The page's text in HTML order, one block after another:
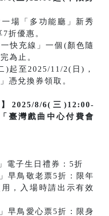
場「多功能廳」新秀
折優惠。
快充線」一個(顏色隨
為止。
)起至2025/11/2(日)，
憑兌換券領取。
2025/8/6(三)12:00-
臺灣戲曲中心付費會
電子生日禮券：5折
早鳥敬老票5折：限年
，入場時請出示有效
早鳥愛心票5折：限身